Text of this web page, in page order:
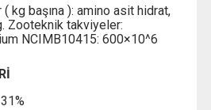
kg başına ): amino asit hidrat,
Zooteknik takviyeler:
NCIMB10415: 600×10^6